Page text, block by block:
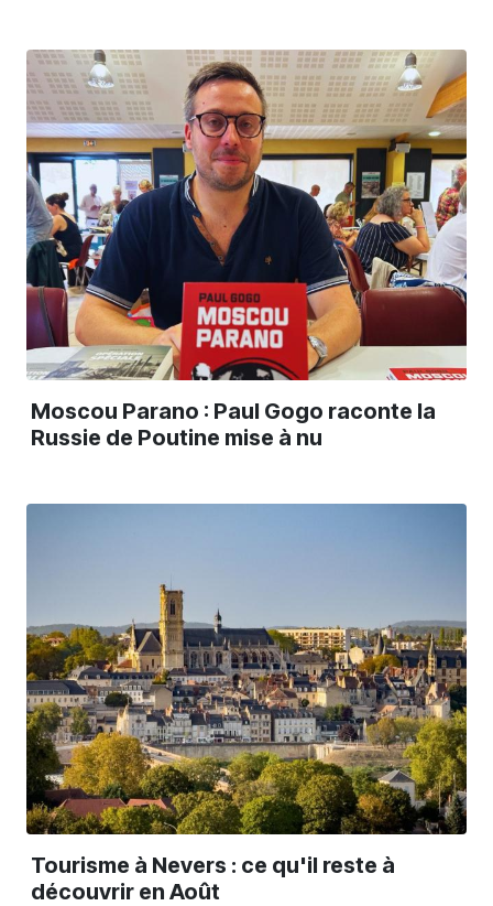
Moscou Parano : Paul Gogo raconte la
Russie de Poutine mise à nu
Tourisme à Nevers : ce qu'il reste à
découvrir en Août